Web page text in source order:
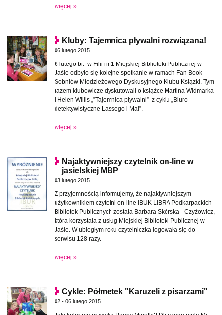
więcej »
Kluby: Tajemnica pływalni rozwiązana!
06 lutego 2015
6 lutego br. w Filii nr 1 Miejskiej Biblioteki Publicznej w
Jaśle odbyło się kolejne spotkanie w ramach Fan Book
Sobniów Młodzieżowego Dyskusyjnego Klubu Ksiązki. Tym
razem klubowicze dyskutowali o książce Martina Widmarka
i Helen Willis „”Tajemnica pływalni” z cyklu „Biuro
detektywistyczne Lassego i Mai”.
więcej »
Najaktywniejszy czytelnik on-line w
jasielskiej MBP
03 lutego 2015
Z przyjemnością informujemy, że najaktywniejszym
użytkownikiem czytelni on-line IBUK LIBRA Podkarpackich
Bibliotek Publicznych została Barbara Skórska– Czyżowicz,
która korzystała z usług Miejskiej Biblioteki Publicznej w
Jaśle. W ubiegłym roku czytelniczka logowała się do
serwisu 128 razy.
więcej »
Cykle: Półmetek "Karuzeli z pisarzami"
02 - 06 lutego 2015